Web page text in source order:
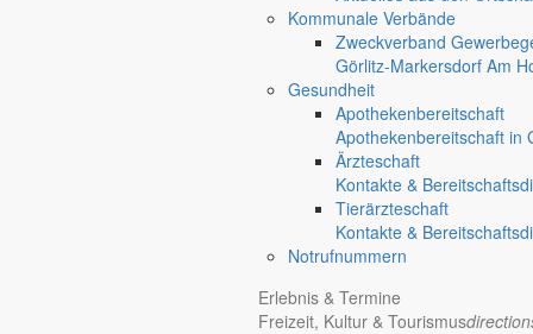
Kommunale Verbände
Zweckverband
Görlitz-Markersdorf Am
Gesundheit
Apothekenbereitschaft
Apothekenbereitschaft in
Ärzteschaft
Kontakte &
Tierärzteschaft
Kontakte &
Notrufnummern
Erlebnis & Termine
Freizeit, Kultur & Tourismus